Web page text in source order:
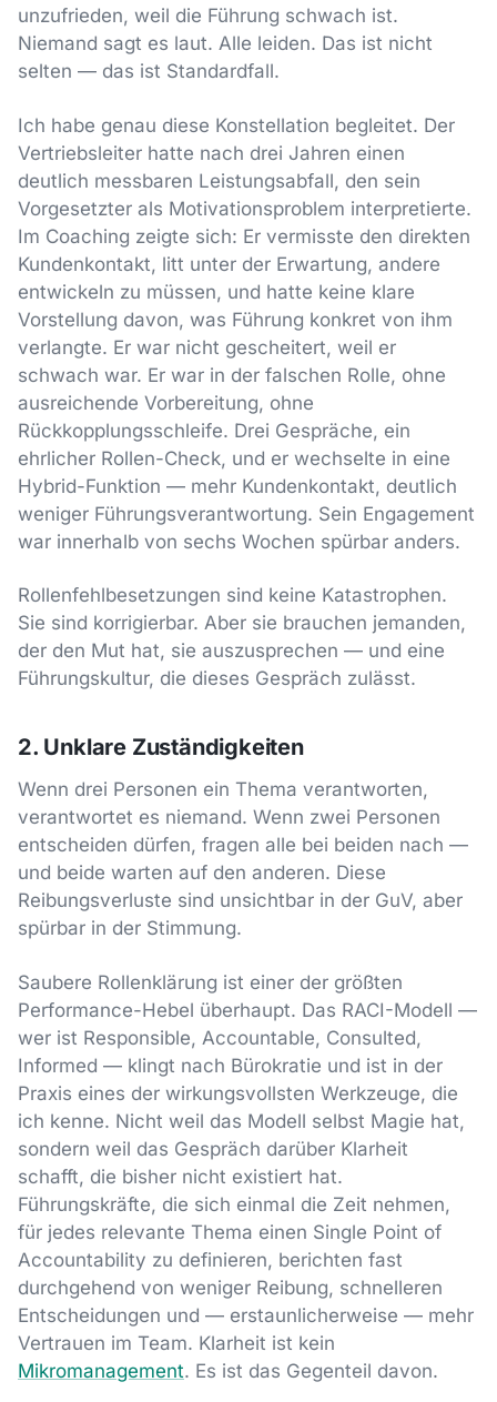
unzufrieden, weil die Führung schwach ist.
Niemand sagt es laut. Alle leiden. Das ist nicht
selten — das ist Standardfall.
Ich habe genau diese Konstellation begleitet. Der
Vertriebsleiter hatte nach drei Jahren einen
deutlich messbaren Leistungsabfall, den sein
Vorgesetzter als Motivationsproblem interpretierte.
Im Coaching zeigte sich: Er vermisste den direkten
Kundenkontakt, litt unter der Erwartung, andere
entwickeln zu müssen, und hatte keine klare
Vorstellung davon, was Führung konkret von ihm
verlangte. Er war nicht gescheitert, weil er
schwach war. Er war in der falschen Rolle, ohne
ausreichende Vorbereitung, ohne
Rückkopplungsschleife. Drei Gespräche, ein
ehrlicher Rollen-Check, und er wechselte in eine
Hybrid-Funktion — mehr Kundenkontakt, deutlich
weniger Führungsverantwortung. Sein Engagement
war innerhalb von sechs Wochen spürbar anders.
Rollenfehlbesetzungen sind keine Katastrophen.
Sie sind korrigierbar. Aber sie brauchen jemanden,
der den Mut hat, sie auszusprechen — und eine
Führungskultur, die dieses Gespräch zulässt.
2. Unklare Zuständigkeiten
Wenn drei Personen ein Thema verantworten,
verantwortet es niemand. Wenn zwei Personen
entscheiden dürfen, fragen alle bei beiden nach —
und beide warten auf den anderen. Diese
Reibungsverluste sind unsichtbar in der GuV, aber
spürbar in der Stimmung.
Saubere Rollenklärung ist einer der größten
Performance-Hebel überhaupt. Das RACI-Modell —
wer ist Responsible, Accountable, Consulted,
Informed — klingt nach Bürokratie und ist in der
Praxis eines der wirkungsvollsten Werkzeuge, die
ich kenne. Nicht weil das Modell selbst Magie hat,
sondern weil das Gespräch darüber Klarheit
schafft, die bisher nicht existiert hat.
Führungskräfte, die sich einmal die Zeit nehmen,
für jedes relevante Thema einen Single Point of
Accountability zu definieren, berichten fast
durchgehend von weniger Reibung, schnelleren
Entscheidungen und — erstaunlicherweise — mehr
Vertrauen im Team. Klarheit ist kein
Mikromanagement. Es ist das Gegenteil davon.